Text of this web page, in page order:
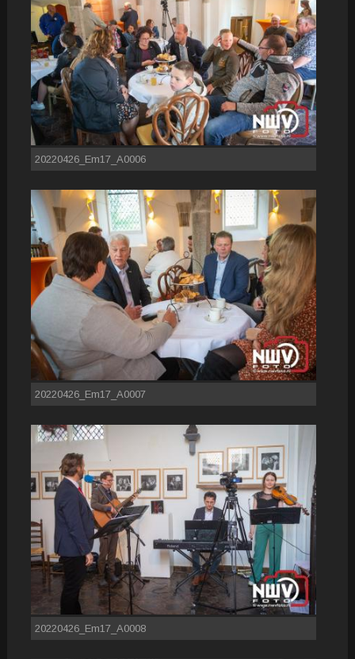
20220426_Em17_A0006
20220426_Em17_A0007
20220426_Em17_A0008